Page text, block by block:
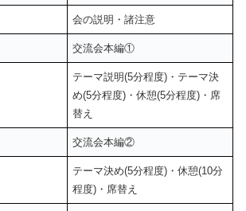
会の説明・諸注意
交流会本編①
テーマ説明(5分程度)・テーマ決
め(5分程度)・休憩(5分程度)・席
替え
交流会本編②
テーマ決め(5分程度)・休憩(10分
程度)・席替え